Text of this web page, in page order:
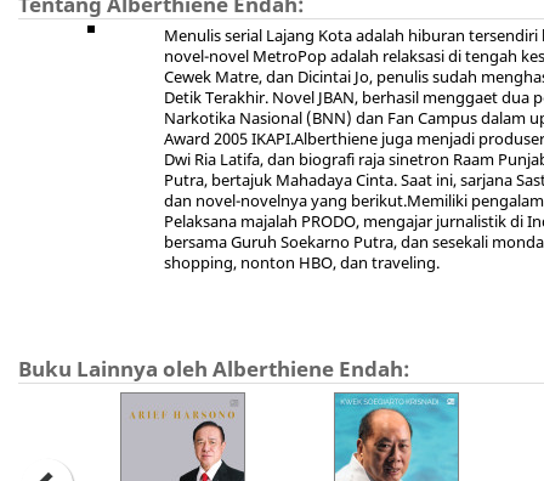
Menulis serial Lajang Kota adalah hiburan
novel-novel MetroPop adalah relaksasi di tengah
Cewek Matre, dan Dicintai Jo, penulis sudah
Detik Terakhir. Novel JBAN, berhasil menggaet
Narkotika Nasional (BNN) dan Fan Campus dalam
Award 2005 IKAPI.Alberthiene juga menjadi
Dwi Ria Latifa, dan biografi raja sinetron Raam
Putra, bertajuk Mahadaya Cinta. Saat ini, sarjana
dan novel-novelnya yang berikut.Memiliki
Pelaksana majalah PRODO, mengajar jurnalistik di
bersama Guruh Soekarno Putra, dan sesekali
shopping, nonton HBO, dan traveling.
Buku Lainnya oleh Alberthiene Endah: